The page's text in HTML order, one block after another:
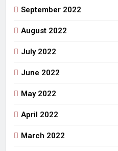
September 2022
August 2022
July 2022
June 2022
May 2022
April 2022
March 2022